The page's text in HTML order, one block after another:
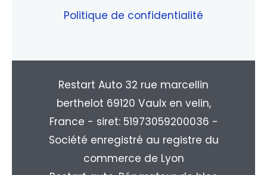
Politique de confidentialité
Restart Auto 32 rue marcellin
berthelot 69120 Vaulx en velin,
France - siret: 51973059200036 -
Société enregistré au registre du
commerce de Lyon